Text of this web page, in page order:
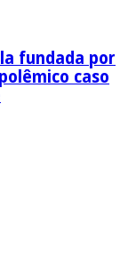
fundada por
caso